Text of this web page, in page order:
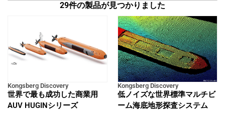
29件の製品が見つかりました
Kongsberg Discovery
世界で最も成功した商業用
AUV HUGINシリーズ
Kongsberg Discovery
低ノイズな世界標準マルチビ
ーム海底地形探査システム